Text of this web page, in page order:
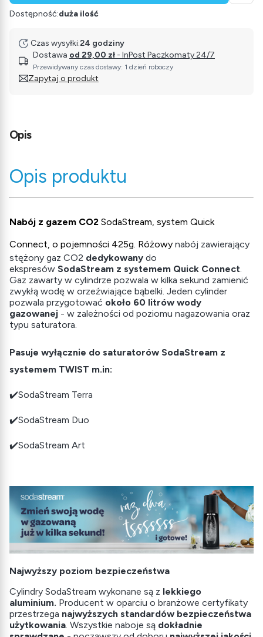
Dostępność:duża ilość
Czas wysyłki:24 godziny
Dostawa od 29,00 zł - InPost Paczkomaty 24/7
Przewidywany czas dostawy: 1 dzień roboczy
Zapytaj o produkt
Opis
Opis produktu
Nabój z gazem CO2 SodaStream, system Quick
Connect, o pojemności 425g. Różowy nabój zawierający
stężony gaz CO2 dedykowany do
ekspresów SodaStream z systemem Quick Connect.
Gaz zawarty w cylindrze pozwala w kilka sekund zamienić
zwykłą wodę w orzeźwiające bąbelki. Jeden cylinder
pozwala przygotować około 60 litrów wody
gazowanej - w zależności od poziomu nagazowania oraz
typu saturatora.
Pasuje wyłącznie do saturatorów SodaStream z
systemem TWIST m.in:
✔️SodaStream Terra
✔️SodaStream Duo
✔️SodaStream Art
Najwyższy poziom bezpieczeństwa
Cylindry SodaStream wykonane są z lekkiego
aluminium. Producent w oparciu o branżowe certyfikaty
przestrzega najwyższych standardów bezpieczeństwa
użytkowania . Wszystkie naboje są dokładnie